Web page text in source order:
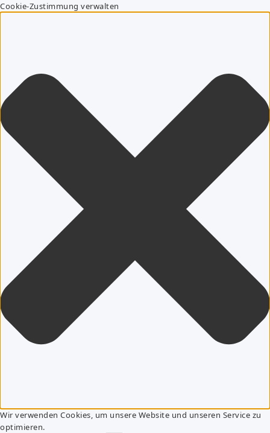
Cookie-Zustimmung verwalten
Wir verwenden Cookies, um unsere Website und unseren Service zu
optimieren.